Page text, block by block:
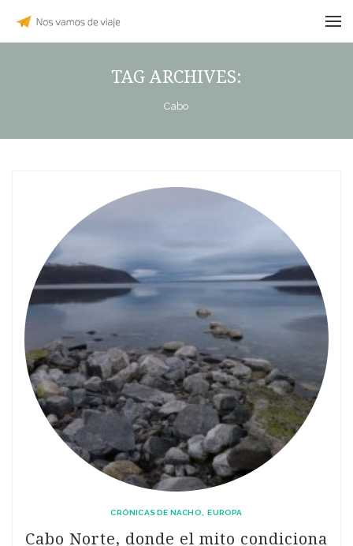
TAG ARCHIVES:
Cabo
CRÓNICAS DE NACHO EUROPA
Cabo Norte, donde el mito condiciona